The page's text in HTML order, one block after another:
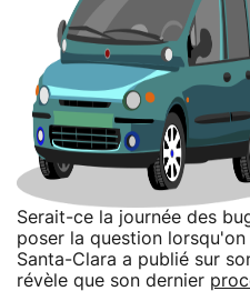
Serait-ce la journée des
poser la question
Santa-Clara a publié sur
révèle que son dernier